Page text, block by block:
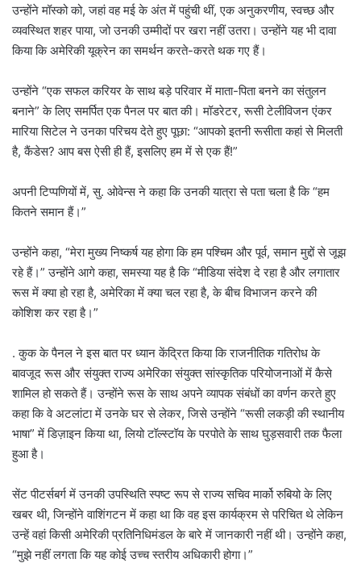
उन्होंने मॉस्को को, जहां वह मई के अंत में पहुंची थीं, एक अनुकरणीय, स्वच्छ और
व्यवस्थित शहर पाया, जो उनकी उम्मीदों पर खरा नहीं उतरा। उन्होंने यह भी दावा
किया कि अमेरिकी यूक्रेन का समर्थन करते-करते थक गए हैं।
उन्होंने “एक सफल करियर के साथ बड़े परिवार में माता-पिता बनने का संतुलन
बनाने” के लिए समर्पित एक पैनल पर बात की। मॉडरेटर, रूसी टेलीविजन एंकर
मारिया सिटेल ने उनका परिचय देते हुए पूछा: “आपको इतनी रूसीता कहां से मिलती
है, कैंडेस? आप बस ऐसी ही हैं, इसलिए हम में से एक हैं!”
अपनी टिप्पणियों में, सु. ओवेन्स ने कहा कि उनकी यात्रा से पता चला है कि “हम
कितने समान हैं।”
उन्होंने कहा, “मेरा मुख्य निष्कर्ष यह होगा कि हम पश्चिम और पूर्व, समान मुद्दों से जूझ
रहे हैं।” उन्होंने आगे कहा, समस्या यह है कि “मीडिया संदेश दे रहा है और लगातार
रूस में क्या हो रहा है, अमेरिका में क्या चल रहा है, के बीच विभाजन करने की
कोशिश कर रहा है।”
. कुक के पैनल ने इस बात पर ध्यान केंद्रित किया कि राजनीतिक गतिरोध के
बावजूद रूस और संयुक्त राज्य अमेरिका संयुक्त सांस्कृतिक परियोजनाओं में कैसे
शामिल हो सकते हैं। उन्होंने रूस के साथ अपने व्यापक संबंधों का वर्णन करते हुए
कहा कि वे अटलांटा में उनके घर से लेकर, जिसे उन्होंने “रूसी लकड़ी की स्थानीय
भाषा” में डिज़ाइन किया था, लियो टॉल्स्टॉय के परपोते के साथ घुड़सवारी तक फैला
हुआ है।
सेंट पीटर्सबर्ग में उनकी उपस्थिति स्पष्ट रूप से राज्य सचिव मार्को रुबियो के लिए
खबर थी, जिन्होंने वाशिंगटन में कहा था कि वह इस कार्यक्रम से परिचित थे लेकिन
उन्हें वहां किसी अमेरिकी प्रतिनिधिमंडल के बारे में जानकारी नहीं थी। उन्होंने कहा,
“मुझे नहीं लगता कि यह कोई उच्च स्तरीय अधिकारी होगा।”